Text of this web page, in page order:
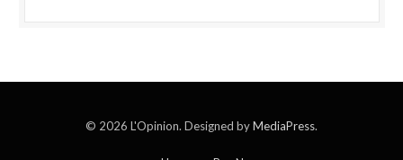
© 2026 L'Opinion. Designed byMediaPress.